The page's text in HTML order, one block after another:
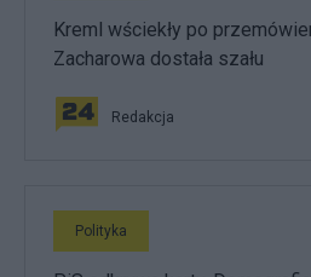
Kreml wściekły po
Zacharowa dostała szału
Redakcja
Polityka